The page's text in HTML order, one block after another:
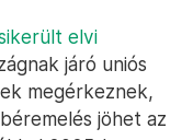
elvi
járó uniós
megérkeznek,
jöhet az